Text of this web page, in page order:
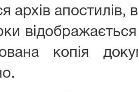
архів апостилів,
копія